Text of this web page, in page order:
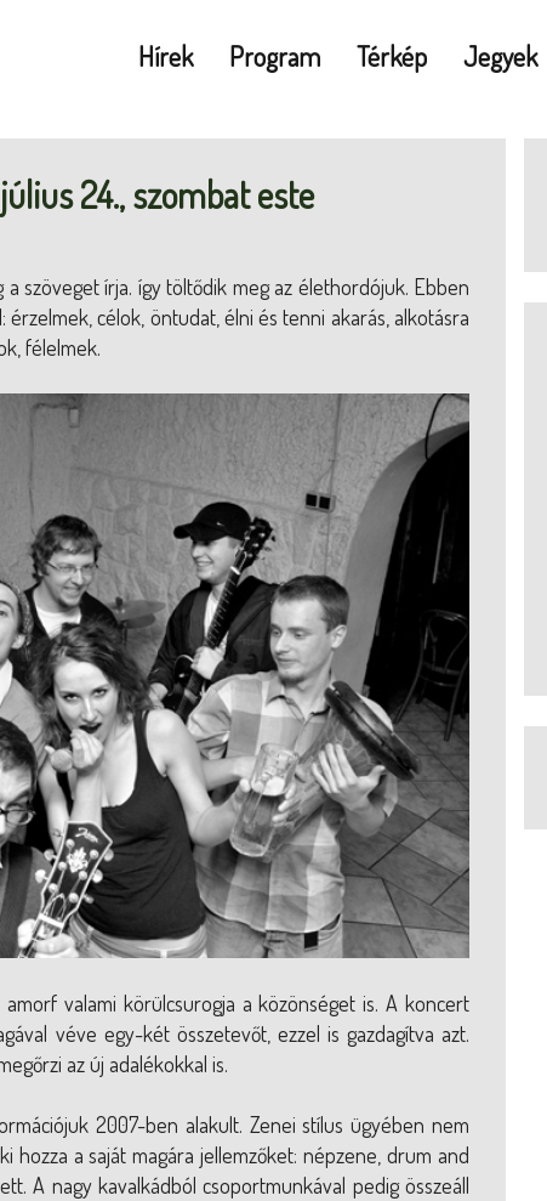
Hírek Program Térkép Jegyek
24., szombat este
szöveget írja. így töltődik meg az élethordójuk. Ebben
célok, öntudat, élni és tenni akarás, alkotásra
félelmek.
valami körülcsurogja a közönséget is. A koncert
véve egy-két összetevőt, ezzel is gazdagítva azt.
az új adalékokkal is.
2007-ben alakult. Zenei stílus ügyében nem
hozza a saját magára jellemzőket: népzene, drum and
A nagy kavalkádból csoportmunkával pedig összeáll